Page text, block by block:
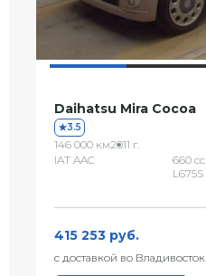
Daihatsu Mira Cocoa
3.5
146 000 км2011 г.
IAT AAC
660 сс
L675S
415 253 руб.
с доставкой во Владивосток